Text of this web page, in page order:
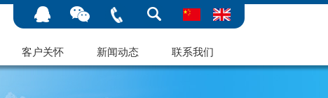
客户关怀 新闻动态 联系我们